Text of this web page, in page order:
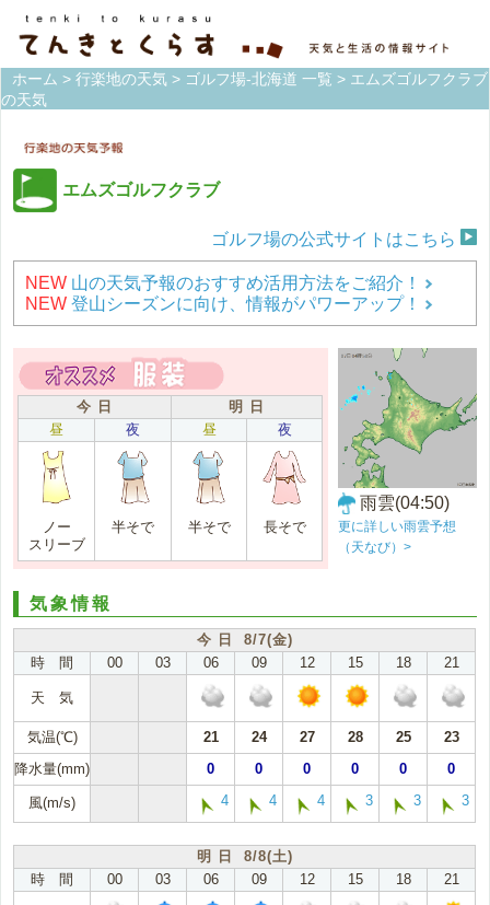
ホーム > 行楽地の天気 > ゴルフ場-北海道 一覧 > エムズゴルフクラブ
の天気
エムズゴルフクラブ
ゴルフ場の公式サイトはこちら
NEW 山の天気予報のおすすめ活用方法をご紹介！
NEW 登山シーズンに向け、情報がパワーアップ！
今 日
明 日
昼
夜 昼 夜
ノー
スリーブ
半そで 半そで 長そで
雨雲(04:50)
更に詳しい雨雲予想
（天なび）>
気象情報
今 日 8/7(金)
時 間
00 03 06 09 12 15 18 21
天 気
気温(℃) 21 24 27 28 25
23
降水量(mm)
0 0 0 0 0 0
風(m/s) 4 4 4 3 3 3
明 日 8/8(土)
時 間
00 03 06 09 12 15 18 21